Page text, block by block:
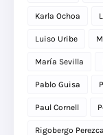
Karla Ochoa
Luiso Uribe
María Sevilla
Pablo Guisa
Paul Cornell
Rigobergo